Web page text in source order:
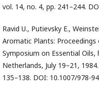
vol. 14, no. 4, pp. 241–244.
Ravid U., Putievsky E.,
Aromatic Plants:
Symposium on Essential
Netherlands, July 19–21,
135–138. DOI: 10.1007/978-